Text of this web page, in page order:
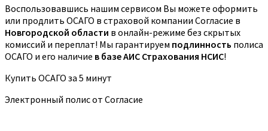
Воспользовавшись нашим сервисом Вы можете оформить
или продлить ОСАГО в страховой компании Согласие в
Новгородской области в онлайн-режиме без скрытых
комиссий и переплат! Мы гарантируем подлинность полиса
ОСАГО и его наличие в базе АИС Страхования НСИС!
Купить ОСАГО за 5 минут
Электронный полис от Согласие